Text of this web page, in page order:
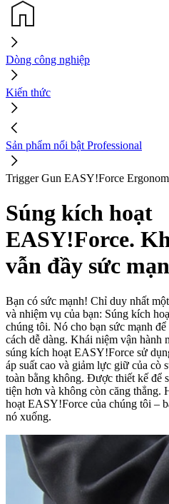
Dòng công nghiệp
Kiến thức
Sản phẩm nổi bật Professional
Trigger Gun EASY!Force
Súng kích hoạt
EASY!Force.
vẫn đầy sức
Bạn có sức mạnh! Chỉ duy nhất
và nhiệm vụ của bạn: Súng kích
chúng tôi. Nó cho bạn sức mạnh
cách dễ dàng. Khái niệm vận hành
súng kích hoạt EASY!Force sử
áp suất cao và giảm lực giữ của cò
toàn bằng không. Được thiết kế để
tiện hơn và không còn căng thẳng.
hoạt EASY!Force của chúng tôi –
nó xuống.